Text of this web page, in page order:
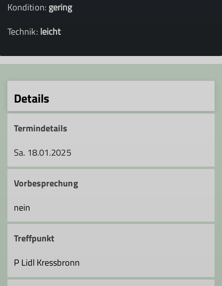
Kondition: gering
Technik: leicht
Details
Termindetails
Sa. 18.01.2025
Vorbesprechung
nein
Treffpunkt
P Lidl Kressbronn